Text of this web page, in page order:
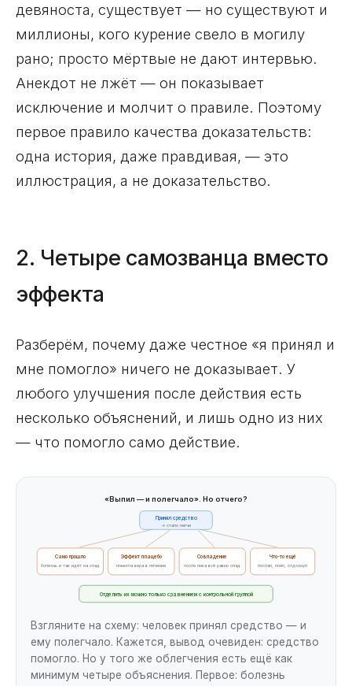
девяноста, существует — но существуют и
миллионы, кого курение свело в могилу
рано; просто мёртвые не дают интервью.
Анекдот не лжёт — он показывает
исключение и молчит о правиле. Поэтому
первое правило качества доказательств:
одна история, даже правдивая, — это
иллюстрация, а не доказательство.
2. Четыре самозванца вместо
эффекта
Разберём, почему даже честное «я принял и
мне помогло» ничего не доказывает. У
любого улучшения после действия есть
несколько объяснений, и лишь одно из них
— что помогло само действие.
«Выпил — и полегчало». Но отчего?
Принял средство
→ стало легче
Само прошло
болезнь и так идёт на спад
Эффект плацебо
помогла вера в лечение
Совпадение
после пика всё равно спад
Что-то ещё
поспал, поел, отдохнул
Отделить их можно только сравнением с контрольной группой
Взгляните на схему: человек принял средство — и
ему полегчало. Кажется, вывод очевиден: средство
помогло. Но у того же облегчения есть ещё как
минимум четыре объяснения. Первое: болезнь